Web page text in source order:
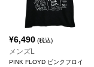
¥6,490 (税込)
メンズL
PINK FLOYD ピンクフロイ